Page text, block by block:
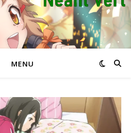
MENU